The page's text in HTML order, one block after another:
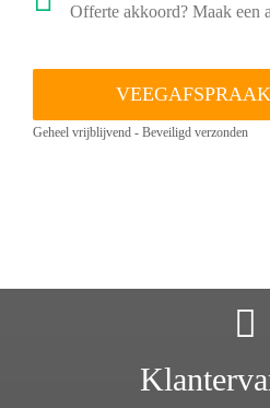
Offerte akkoord? Maak een
Geheel vrijblijvend - Beveiligd verzonden